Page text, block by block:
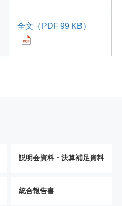
全文（PDF 99 KB）
説明会資料・決算補足資料
統合報告書